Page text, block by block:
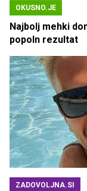
OKUSNO.JE
Najbolj mehki
popoln rezultat
ZADOVOLJNA.SI